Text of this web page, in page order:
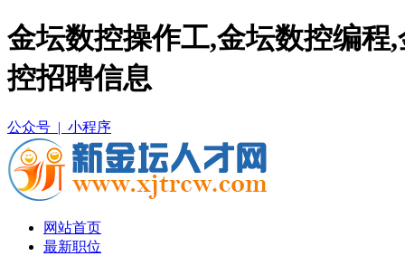
金坛数控操作工,金坛数控编
控招聘信息
公众号 | 小程序
网站首页
最新职位